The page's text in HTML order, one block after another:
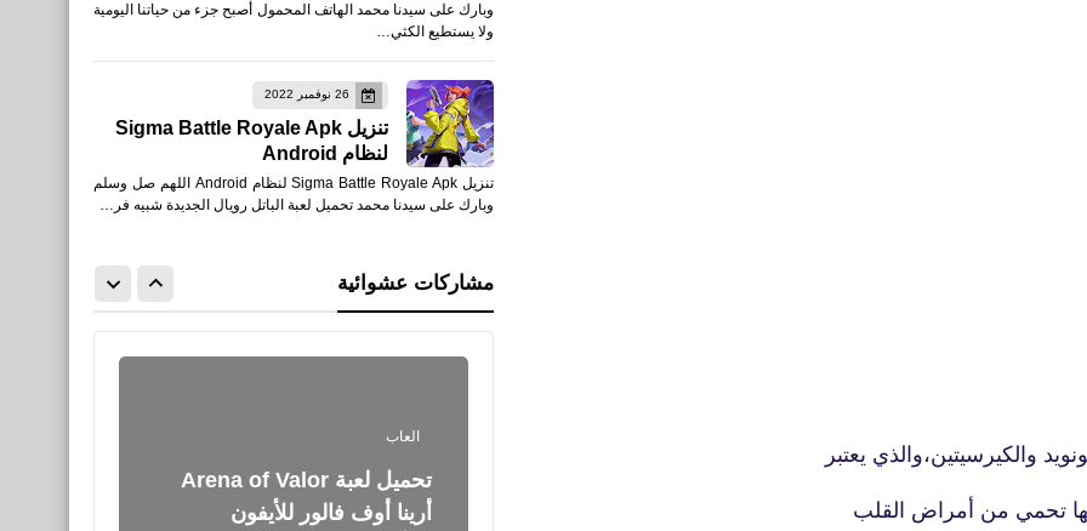
والكيرسيتين،والذي يعتبر
تحمي من أمراض القلب
وبارك على سيدنا محمد الهاتف المحمول أصبح جزء من حياتنا اليومية
ولا يستطيع الكثي…
26 نوفمبر 2022
تنزيل Sigma Battle Royale Apk
لنظام Android
تنزيل Sigma Battle Royale Apk لنظام Android اللهم صل وسلم
وبارك على سيدنا محمد تحميل لعبة الباتل رويال الجديدة شبيه فر…
مشاركات عشوائية
Battleground‏ البقاء على قيد
الحياة بدون اتصال أنترنت
Sifu على الكمبيوتر
العاب
أرينا أوف فالور للأيفون